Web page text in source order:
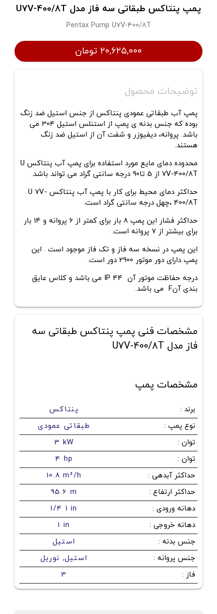
پمپ پنتاکس طبقاتی سه فاز مدل U7V-400/8T
Pentax Pump U7V-400/8T
۲۰,۶۲۵,۰۰۰ تومان
توضیحات محصول
پمپ آب طبقاتی عمودی پنتاکس از جنس استیل ضد زنگ
بوده که جنس بدنه ی پمپ از استنلس استیل 304 می
باشد. پروانه، دیفیوزر و شفت آن از استیل ضد زنگ
هستند.
محدوده دمای مایع مورد استفاده برای پمپ آب پنتاکس U
7V-400/8T از 5 تا90 درجه سانتی گراد می تواند باشد.
حداکثر دمای محیط برای کار با پمپ آب پنتاکس U 7V-
400/8T ،چهل درجه سانتی گراد است.
حداکثر فشار این پمپ 8 بار برای کمتر از 6 پروانه و 14 بار
برای بیشتر از 7 پروانه است.
این پمپ در نسخه سه فاز و تک فاز موجود است . این
پمپ دارای دور موتور 2900 دور است.
درجه حفاظت موتور آن IP 44 می باشد و کلاس عایق
بندی آنF می باشد.
مشخصات فنی پمپ پنتاکس طبقاتی سه
فاز مدل U7V-400/8T
مشخصات پمپ
برند :
پنتاکس
نوع پمپ :
طبقاتی عمودی
توان :
3 kW
توان :
4 hp
حداکثر آبدهی :
10.8 m³/h
حداکثر ارتفاع :
95.6 m
دهانه ورودی :
1/4 1 in
دهانه خروجی :
1 in
جنس بدنه :
استیل
جنس پروانه :
استیل, نوریل
فاز :
3